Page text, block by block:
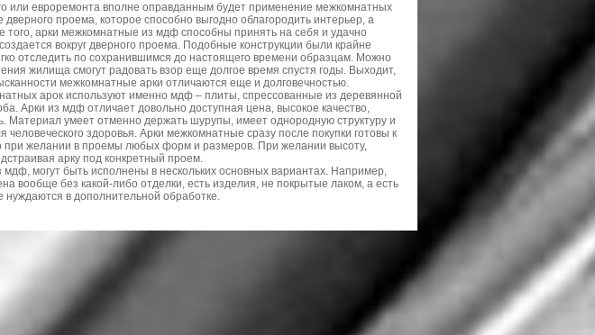
или евроремонта вполне оправданным будет применение межкомнатных
проема, которое способно выгодно облагородить интерьер, а
того, арки межкомнатные из мдф способны принять на себя и удачно
вокруг дверного проема. Подобные конструкции были крайне
отследить по сохранившимся до настоящего времени образцам. Можно
жилища смогут радовать взор еще долгое время спустя годы. Выходит,
межкомнатные арки отличаются еще и долговечностью.
арок используют именно мдф – плиты, спрессованные из деревянной
Арки из мдф отличает довольно доступная цена, высокое качество,
Материал умеет отменно держать шурупы, имеет однородную структуру и
здоровья. Арки межкомнатные сразу после покупки готовы к
при желании в проемы любых форм и размеров. При желании высоту,
арку под конкретный проем.
могут быть исполнены в нескольких основных вариантах. Например,
вообще без какой-либо отделки, есть изделия, не покрытые лаком, а есть
в дополнительной обработке.